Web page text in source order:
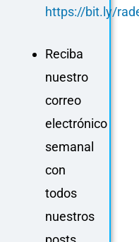
https://bit.ly/
Reciba
nuestro
correo
electrónico
semanal
con
todos
nuestros